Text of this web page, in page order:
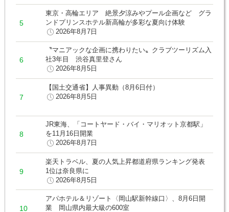
東京・高輪エリア 絶景夕涼みやプール企画など グラ
ンドプリンスホテル新高輪が多彩な夏向け体験
2026年8月7日
〝マニアックな企画に携わりたい〟クラブツーリズム入
社3年目 渋谷真里登さん
2026年8月5日
【国土交通省】人事異動（8月6日付）
2026年8月5日
JR東海、「コートヤード・バイ・マリオット京都駅」
を11月16日開業
2026年8月7日
楽天トラベル、夏の人気上昇都道府県ランキング発表
1位は奈良県に
2026年8月5日
アパホテル＆リゾート〈岡山駅新幹線口〉、8月6日開
業 岡山県内最大級の600室